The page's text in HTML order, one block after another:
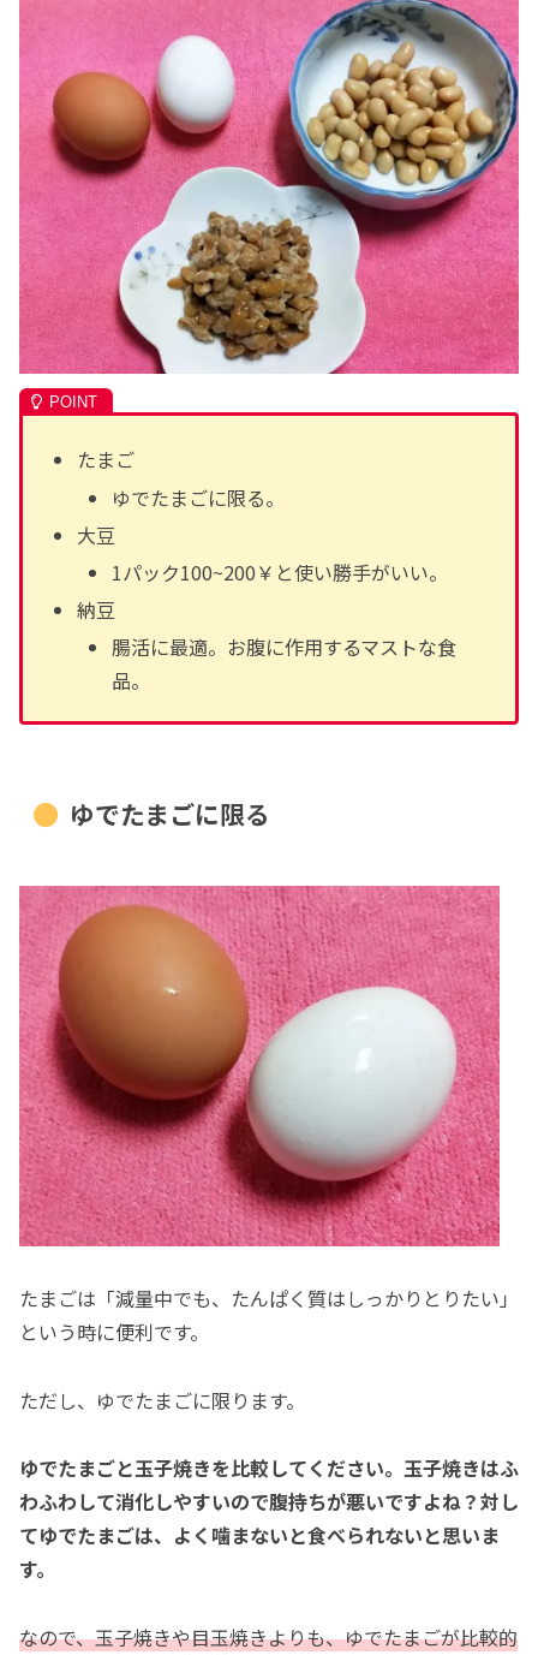
たまご
ゆでたまごに限る。
大豆
1パック100~200￥と使い勝手がいい。
納豆
腸活に最適。お腹に作用するマストな食
品。
ゆでたまごに限る
たまごは「減量中でも、たんぱく質はしっかりとりたい」
という時に便利です。
ただし、ゆでたまごに限ります。
ゆでたまごと玉子焼きを比較してください。玉子焼きはふ
わふわして消化しやすいので腹持ちが悪いですよね？対し
てゆでたまごは、よく噛まないと食べられないと思いま
す。
なので、玉子焼きや目玉焼きよりも、ゆでたまごが比較的